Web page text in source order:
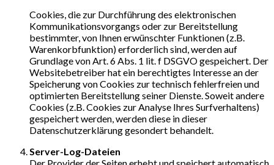
Cookies, die zur Durchführung des elektronischen
Kommunikationsvorgangs oder zur Bereitstellung
bestimmter, von Ihnen erwünschter Funktionen (z.B.
Warenkorbfunktion) erforderlich sind, werden auf
Grundlage von Art. 6 Abs. 1 lit. f DSGVO gespeichert. Der
Websitebetreiber hat ein berechtigtes Interesse an der
Speicherung von Cookies zur technisch fehlerfreien und
optimierten Bereitstellung seiner Dienste. Soweit andere
Cookies (z.B. Cookies zur Analyse Ihres Surfverhaltens)
gespeichert werden, werden diese in dieser
Datenschutzerklärung gesondert behandelt.
Server-Log-Dateien